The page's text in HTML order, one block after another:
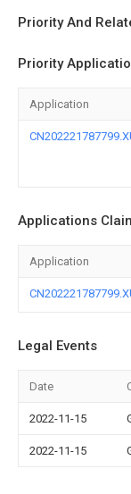
Priority And
Priority
Application
Applications
Application
Legal Events
Date
2022-11-15
2022-11-15